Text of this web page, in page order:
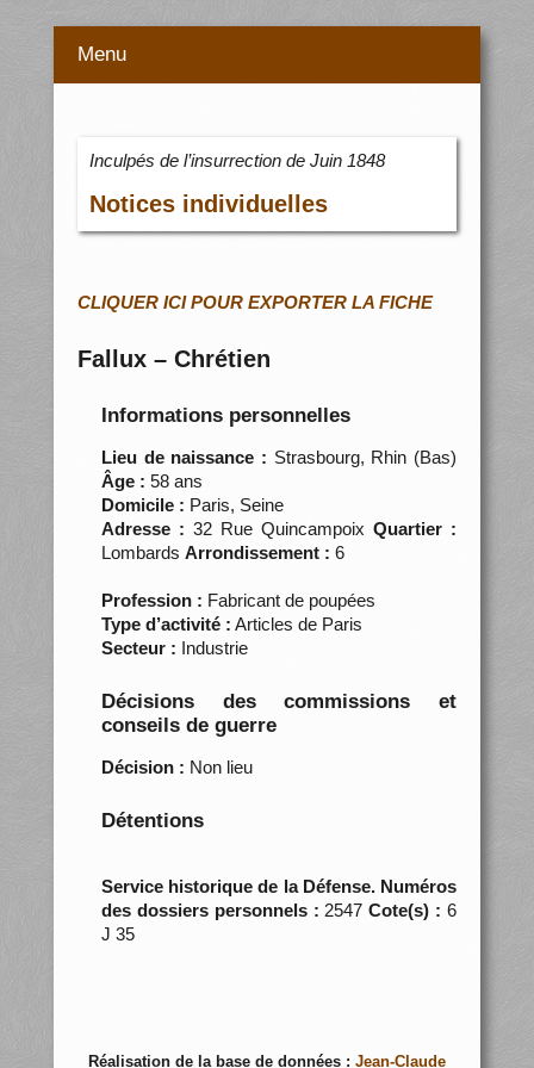
Menu
Inculpés de l’insurrection de Juin 1848
Notices individuelles
CLIQUER ICI POUR EXPORTER LA FICHE
Fallux – Chrétien
Informations personnelles
Lieu de naissance : Strasbourg, Rhin (Bas)
Âge : 58 ans
Domicile : Paris, Seine
Adresse : 32 Rue QuincampoixQuartier :
Lombards Arrondissement : 6
Profession : Fabricant de poupées
Type d’activité : Articles de Paris
Secteur : Industrie
Décisions des commissions et
conseils de guerre
Décision : Non lieu
Détentions
Service historique de la Défense. Numéros
des dossiers personnels : 2547Cote(s) : 6
J 35
Réalisation de la base de données : Jean-Claude